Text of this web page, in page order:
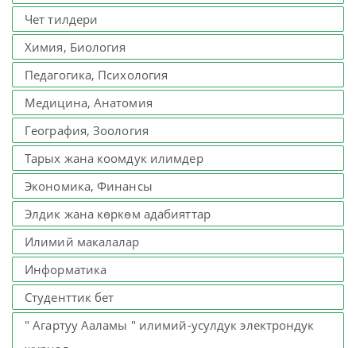
Чет тилдери
Химия, Биология
Педагогика, Психология
Медицина, Анатомия
География, Зоология
Тарых жана коомдук илимдер
Экономика, Финансы
Элдик жана көркөм адабияттар
Илимий макалалар
Информатика
Студенттик бет
" Агартуу Ааламы " илимий-усулдук электрондук